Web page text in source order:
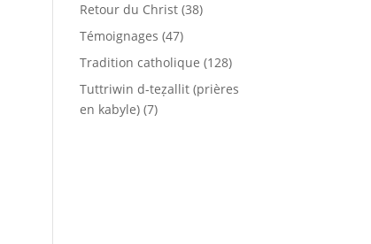
Retour du Christ (38)
Témoignages (47)
Tradition catholique (128)
Tuttriwin d-teẓallit (prières
en kabyle) (7)